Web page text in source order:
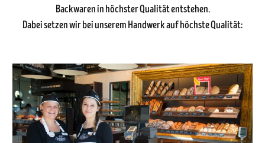
Backwaren in höchster Qualität entstehen.
Dabei setzen wir bei unserem Handwerk auf höchste Qualität: